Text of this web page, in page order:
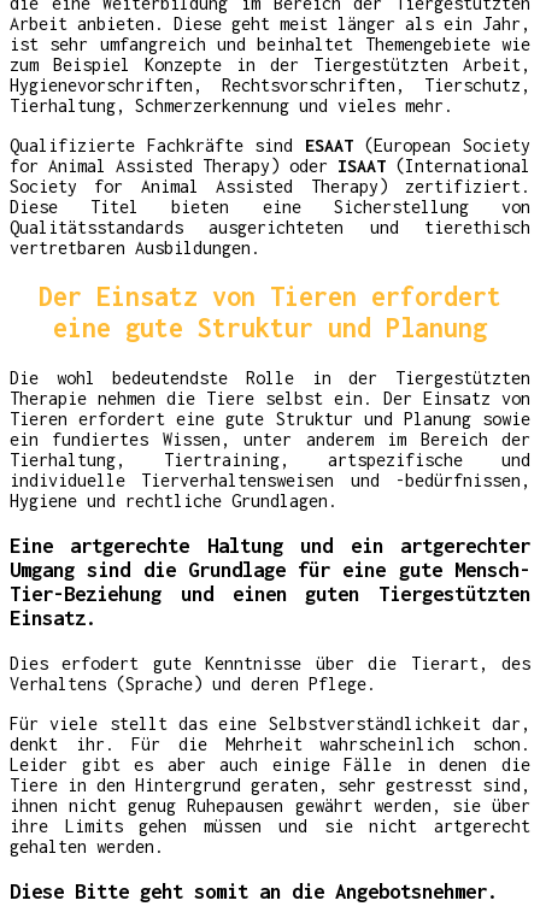
Arbeit anbieten. Diese geht meist länger als ein Jahr,
ist sehr umfangreich und beinhaltet Themengebiete wie
zum Beispiel Konzepte in der Tiergestützten Arbeit,
Hygienevorschriften, Rechtsvorschriften, Tierschutz,
Tierhaltung, Schmerzerkennung und vieles mehr.
Qualifizierte Fachkräfte sind ESAAT(European Society
for Animal Assisted Therapy) oder ISAAT (International
Society for Animal Assisted Therapy) zertifiziert.
Diese Titel bieten eine Sicherstellung von
Qualitätsstandards ausgerichteten und tierethisch
vertretbaren Ausbildungen.
Der Einsatz von Tieren erfordert
eine gute Struktur und Planung
Die wohl bedeutendste Rolle in der Tiergestützten
Therapie nehmen die Tiere selbst ein. Der Einsatz von
Tieren erfordert eine gute Struktur und Planung sowie
ein fundiertes Wissen, unter anderem im Bereich der
Tierhaltung, Tiertraining, artspezifische und
individuelle Tierverhaltensweisen und -bedürfnissen,
Hygiene und rechtliche Grundlagen.
Eine artgerechte Haltung und ein artgerechter
Umgang sind die Grundlage für eine gute Mensch-
Tier-Beziehung und einen guten Tiergestützten
Einsatz.
Dies erfodert gute Kenntnisse über die Tierart, des
Verhaltens (Sprache) und deren Pflege.
Für viele stellt das eine Selbstverständlichkeit dar,
denkt ihr. Für die Mehrheit wahrscheinlich schon.
Leider gibt es aber auch einige Fälle in denen die
Tiere in den Hintergrund geraten, sehr gestresst sind,
ihnen nicht genug Ruhepausen gewährt werden, sie über
ihre Limits gehen müssen und sie nicht artgerecht
gehalten werden.
Diese Bitte geht somit an die Angebotsnehmer.